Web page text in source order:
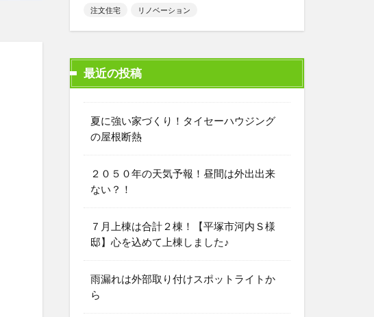
注文住宅 リノベーション
最近の投稿
夏に強い家づくり！タイセーハウジング
の屋根断熱
２０５０年の天気予報！昼間は外出出来
ない？！
７月上棟は合計２棟！【平塚市河内Ｓ様
邸】心を込めて上棟しました♪
雨漏れは外部取り付けスポットライトか
ら